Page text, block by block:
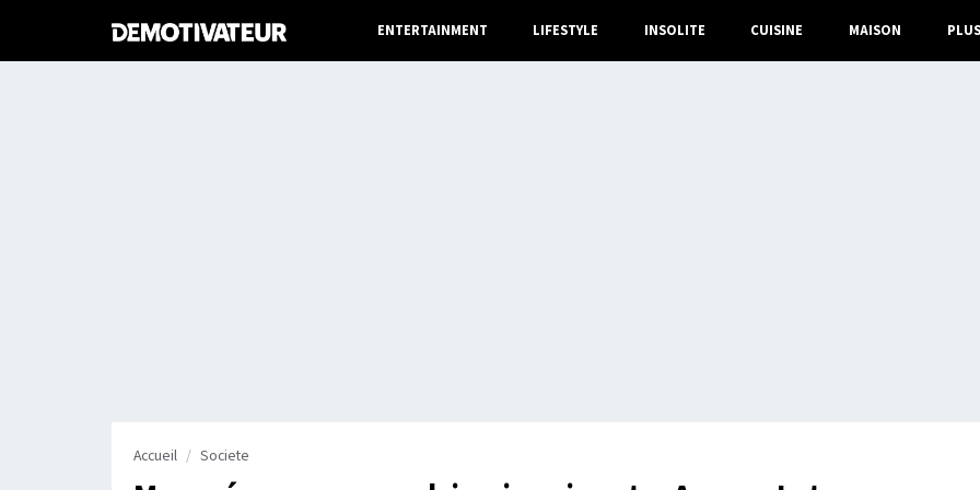
ENTERTAINMENT LIFESTYLE INSOLITE CUISINE MAISON PLUS
Accueil Societe